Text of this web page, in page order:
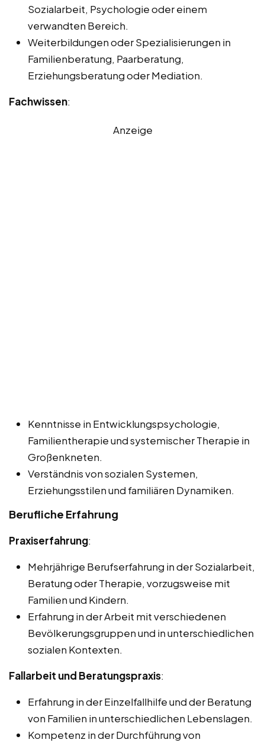
Sozialarbeit, Psychologie oder einem
verwandten Bereich.
Weiterbildungen oder Spezialisierungen in
Familienberatung, Paarberatung,
Erziehungsberatung oder Mediation.
Fachwissen:
Anzeige
Kenntnisse in Entwicklungspsychologie,
Familientherapie und systemischer Therapie in
Großenkneten.
Verständnis von sozialen Systemen,
Erziehungsstilen und familiären Dynamiken.
Berufliche Erfahrung
Praxiserfahrung:
Mehrjährige Berufserfahrung in der Sozialarbeit,
Beratung oder Therapie, vorzugsweise mit
Familien und Kindern.
Erfahrung in der Arbeit mit verschiedenen
Bevölkerungsgruppen und in unterschiedlichen
sozialen Kontexten.
Fallarbeit und Beratungspraxis:
Erfahrung in der Einzelfallhilfe und der Beratung
von Familien in unterschiedlichen Lebenslagen.
Kompetenz in der Durchführung von